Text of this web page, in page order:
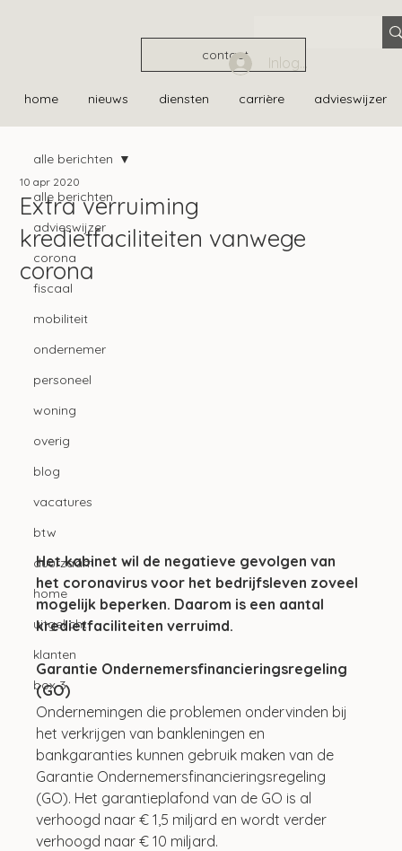
contact
home nieuws diensten carrière advieswijzer
Inloggen
alle berichten
advieswijzer
corona
fiscaal
mobiliteit
ondernemer
personeel
woning
overig
blog
vacatures
btw
duurzaam
home
uitgelicht
klanten
box 3
alle berichten
Extra verruiming
kredietfaciliteiten vanwege
corona
10 apr 2020
Het kabinet wil de negatieve gevolgen van
het coronavirus voor het bedrijfsleven zoveel
mogelijk beperken. Daarom is een aantal
kredietfaciliteiten verruimd.
Garantie Ondernemersfinancieringsregeling
(GO)
Ondernemingen die problemen ondervinden bij
het verkrijgen van bankleningen en
bankgaranties kunnen gebruik maken van de
Garantie Ondernemersfinancieringsregeling
(GO). Het garantieplafond van de GO is al
verhoogd naar € 1,5 miljard en wordt verder
verhoogd naar € 10 miljard.